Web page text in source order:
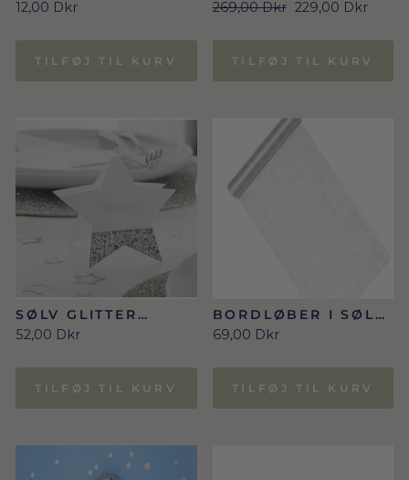
12,00 Dkr
TILFØJ TIL KURV
Normal
269,00 Dkr Udsalgs
229,00 Dkr
TILFØJ TIL KURV
SØLV GLITTER
STJERNE BORDKORT
52,00 Dkr
TILFØJ TIL KURV
BORDLØBER I SØLV
0.36X9M
69,00 Dkr
TILFØJ TIL KURV